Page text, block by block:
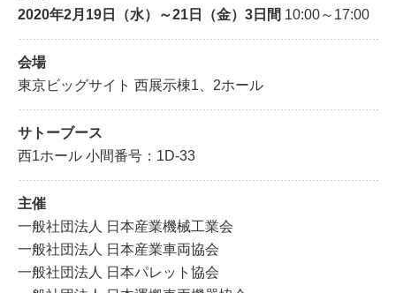
2020年2月19日（水）～21日（金）3日間 10:00～17:00
会場
東京ビッグサイト 西展示棟1、2ホール
サトーブース
西1ホール 小間番号：1D-33
主催
一般社団法人 日本産業機械工業会
一般社団法人 日本産業車両協会
一般社団法人 日本パレット協会